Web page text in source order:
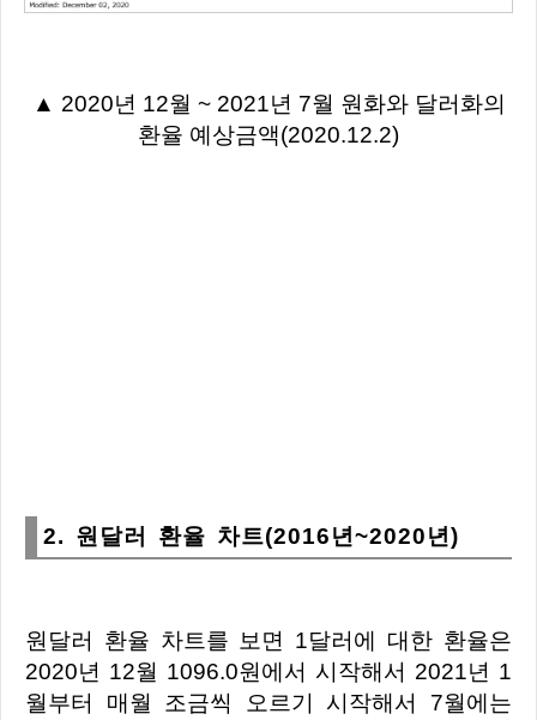
▲ 2020년 12월 ~ 2021년 7월 원화와 달러화의
환율 예상금액(2020.12.2)
2. 원달러 환율 차트(2016년~2020년)
원달러 환율 차트를 보면 1달러에 대한 환율은
2020년 12월 1096.0원에서 시작해서 2021년 1
월부터 매월 조금씩 오르기 시작해서 7월에는